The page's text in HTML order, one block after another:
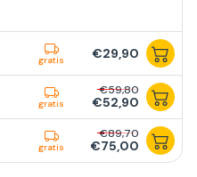
gratis €29,90
gratis
€59,80
€52,90
gratis
€89,70
€75,00